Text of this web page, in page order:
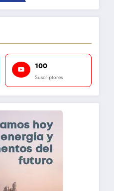
100
Suscriptores